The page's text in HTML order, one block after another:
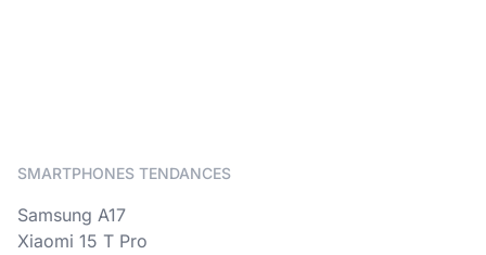
SMARTPHONES TENDANCES
Samsung A17
Xiaomi 15 T Pro